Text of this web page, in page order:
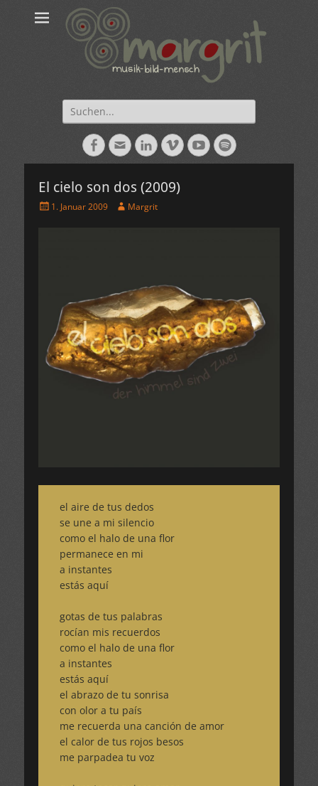
Suche
nach:
Facebook
E-
Mail
LinkedIn
VimeoYouTubeSpotify
El cielo son dos (2009)
Veröffentlicht
1. Januar 2009 AutorMargrit
el aire de tus dedos
se une a mi silencio
como el halo de una flor
permanece en mi
a instantes
estás aquí
gotas de tus palabras
rocían mis recuerdos
como el halo de una flor
a instantes
estás aquí
el abrazo de tu sonrisa
con olor a tu país
me recuerda una canción de amor
el calor de tus rojos besos
me parpadea tu voz